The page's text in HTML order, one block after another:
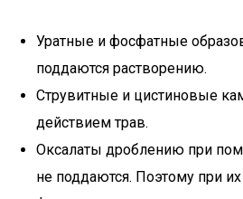
Уратные и фосфатные
поддаются растворению.
Струвитные и цистиновые
действием трав.
Оксалаты дроблению при
не поддаются. Поэтому при